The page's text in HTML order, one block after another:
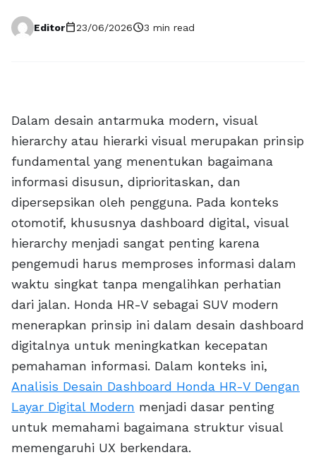
Editorcalendar_today23/06/2026schedule3 min read
Dalam desain antarmuka modern, visual
hierarchy atau hierarki visual merupakan prinsip
fundamental yang menentukan bagaimana
informasi disusun, diprioritaskan, dan
dipersepsikan oleh pengguna. Pada konteks
otomotif, khususnya dashboard digital, visual
hierarchy menjadi sangat penting karena
pengemudi harus memproses informasi dalam
waktu singkat tanpa mengalihkan perhatian
dari jalan. Honda HR-V sebagai SUV modern
menerapkan prinsip ini dalam desain dashboard
digitalnya untuk meningkatkan kecepatan
pemahaman informasi. Dalam konteks ini,
Analisis Desain Dashboard Honda HR-V Dengan
Layar Digital Modern menjadi dasar penting
untuk memahami bagaimana struktur visual
memengaruhi UX berkendara.